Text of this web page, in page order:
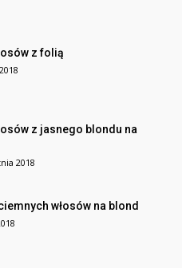
z folią
z jasnego blondu na
2018
włosów na blond